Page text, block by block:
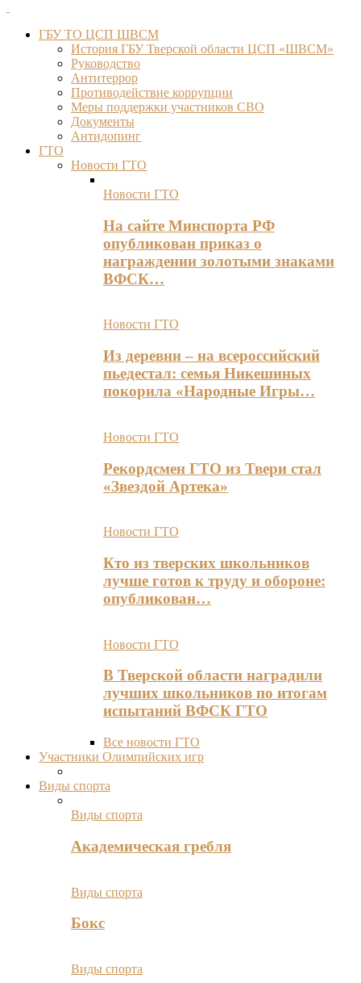
ГБУ ТО ЦСП ШВСМ
История ГБУ Тверской области ЦСП «ШВСМ»
Руководство
Антитеррор
Противодействие коррупции
Меры поддержки участников СВО
Документы
Антидопинг
ГТО
Новости ГТО
Новости ГТО
На сайте Минспорта РФ
опубликован приказ о
награждении золотыми знаками
ВФСК…
Новости ГТО
Из деревни – на всероссийский
пьедестал: семья Никешиных
покорила «Народные Игры…
Новости ГТО
Рекордсмен ГТО из Твери стал
«Звездой Артека»
Новости ГТО
Кто из тверских школьников
лучше готов к труду и обороне:
опубликован…
Новости ГТО
В Тверской области наградили
лучших школьников по итогам
испытаний ВФСК ГТО
Все новости ГТО
Участники Олимпийских игр
Виды спорта
Виды спорта
Академическая гребля
Виды спорта
Бокс
Виды спорта